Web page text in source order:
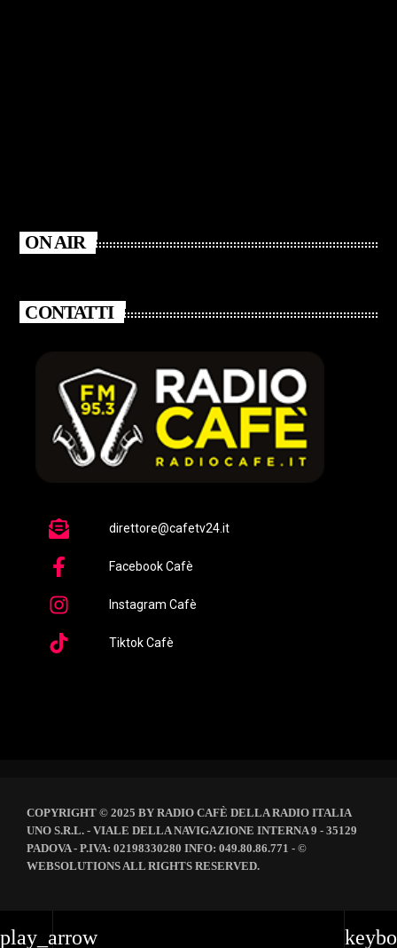
play_arrow
ON AIR
CONTATTI
direttore@cafetv24.it
Facebook Cafè
Instagram Cafè
Tiktok Cafè
COPYRIGHT © 2025 BY RADIO CAFÈ DELLA RADIO ITALIA
UNO S.R.L. - VIALE DELLA NAVIGAZIONE INTERNA 9 - 35129
PADOVA - P.IVA: 02198330280 INFO: 049.80.86.771 - ©
WEBSOLUTIONS ALL RIGHTS RESERVED.